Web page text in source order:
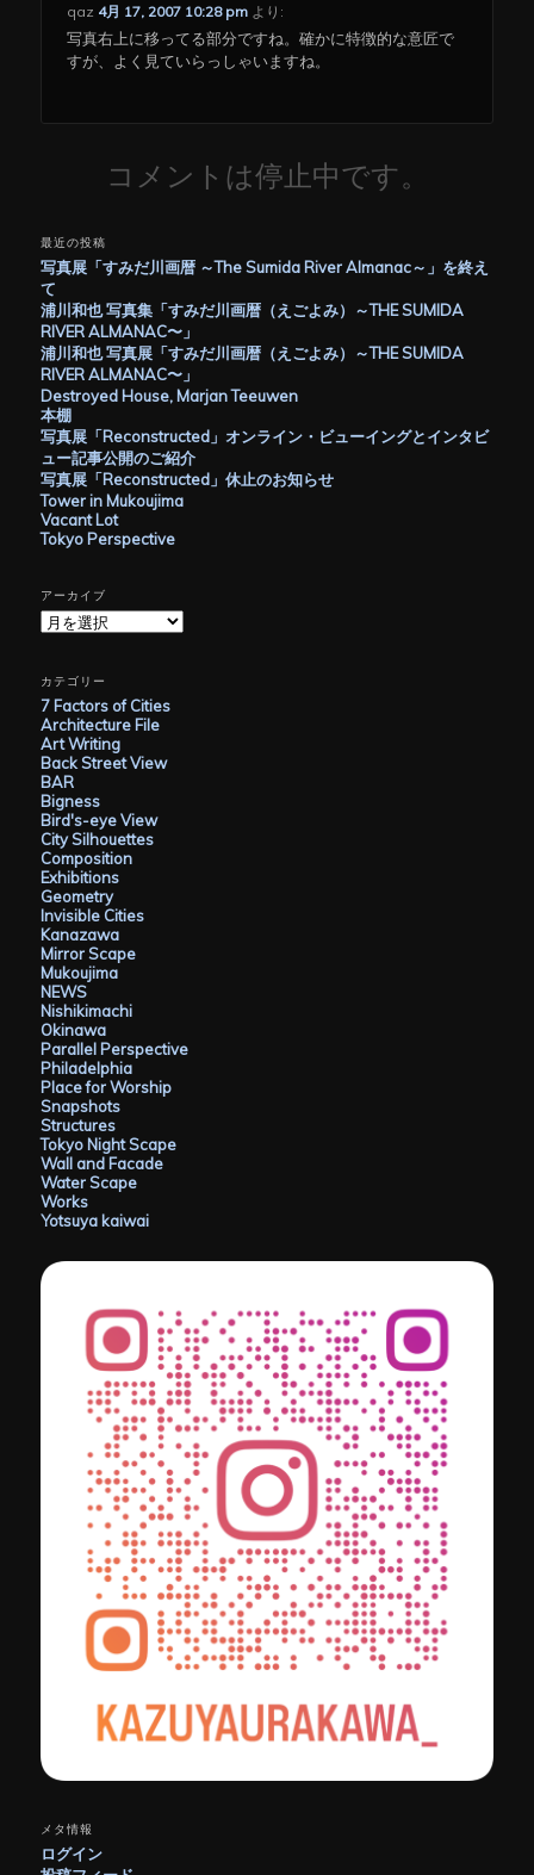
qaz 4月 17, 2007 10:28 pm より:
写真右上に移ってる部分ですね。確かに特徴的な意匠で
すが、よく見ていらっしゃいますね。
コメントは停止中です。
最近の投稿
写真展「すみだ川画暦 ～The Sumida River Almanac～」を終え
て
浦川和也 写真集「すみだ川画暦（えごよみ）～THE SUMIDA
RIVER ALMANAC〜」
浦川和也 写真展「すみだ川画暦（えごよみ）～THE SUMIDA
RIVER ALMANAC〜」
Destroyed House, Marjan Teeuwen
本棚
写真展「Reconstructed」オンライン・ビューイングとインタビ
ュー記事公開のご紹介
写真展「Reconstructed」休止のお知らせ
Tower in Mukoujima
Vacant Lot
Tokyo Perspective
アーカイブ
ア
ー
イ
ブ
カテゴリー
7 Factors of Cities
Architecture File
Art Writing
Back Street View
BAR
Bigness
Bird's-eye View
City Silhouettes
Composition
Exhibitions
Geometry
Invisible Cities
Kanazawa
Mirror Scape
Mukoujima
NEWS
Nishikimachi
Okinawa
Parallel Perspective
Philadelphia
Place for Worship
Snapshots
Structures
Tokyo Night Scape
Wall and Facade
Water Scape
Works
Yotsuya kaiwai
メタ情報
ログイン